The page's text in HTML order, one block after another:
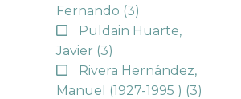
Fernando (3)
Puldain Huarte,
Javier (3)
Rivera Hernández,
Manuel (1927-1995 ) (3)